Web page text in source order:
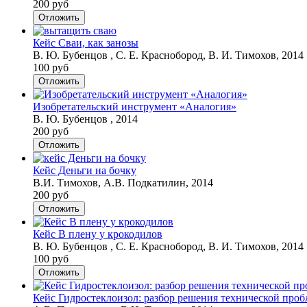
200 руб
Отложить
Кейс Сваи, как занозы
В. Ю. Бубенцов , С. Е. Краснобород, В. И. Тимохов, 2014
100 руб
Отложить
Изобретательский инструмент «Аналогия»
В. Ю. Бубенцов , 2014
200 руб
Отложить
Кейс Деньги на бочку
В.И. Тимохов, А.В. Подкатилин, 2014
200 руб
Отложить
Кейс В плену у крокодилов
В. Ю. Бубенцов , С. Е. Краснобород, В. И. Тимохов, 2014
100 руб
Отложить
Кейс Гидростеклоизол: разбор решения технической